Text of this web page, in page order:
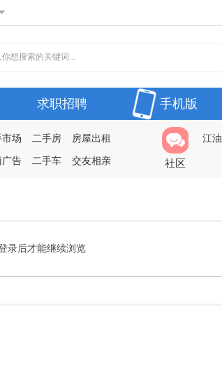
求职招聘 手机版
市场 二手房
房屋出租
广告
二手车 交友相亲 社区
江
录后才能继续浏览